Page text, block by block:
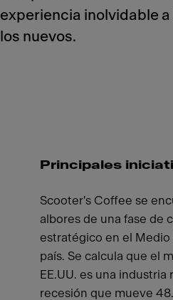
experiencia inolvidable a
los nuevos.
Principales
Scooter's Coffee se
albores de una fase de
estratégico en el Medio
país. Se calcula que el
EE.UU. es una industria
recesión que mueve